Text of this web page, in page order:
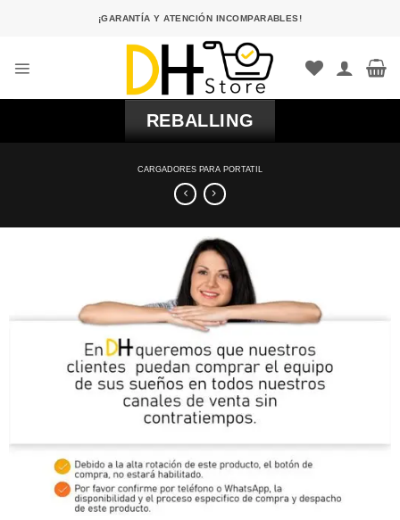
¡GARANTÍA Y ATENCIÓN INCOMPARABLES!
REBALLING
CARGADORES PARA PORTATIL